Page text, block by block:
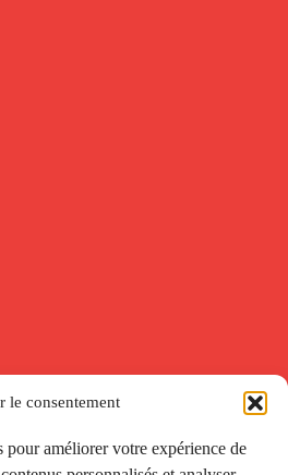
le consentement
améliorer votre expérience de
Courrier